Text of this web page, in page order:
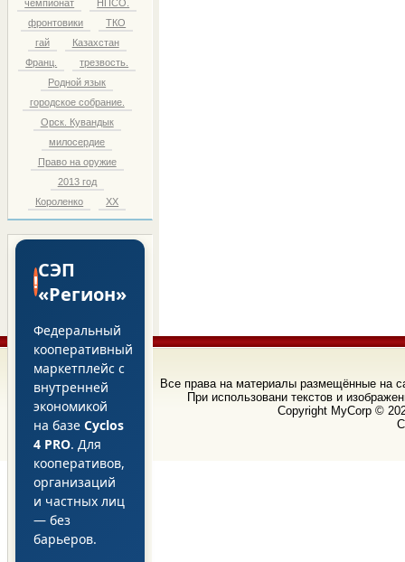
чемпионат
НПСО.
фронтовики
ТКО
гай
Казахстан
Франц.
трезвость.
Родной язык
городское собрание.
Орск. Кувандык
милосердие
Право на оружие
2013 год
Короленко
ХХ
!СЭП
«Регион»
Федеральный
кооперативный
маркетплейс с
внутренней
экономикой
на базе Cyclos
4 PRO. Для
кооперативов,
организаций
и частных лиц
— без
барьеров.
Все права на материалы размещённые на
При использовани текстов и
Copyright MyCorp ©